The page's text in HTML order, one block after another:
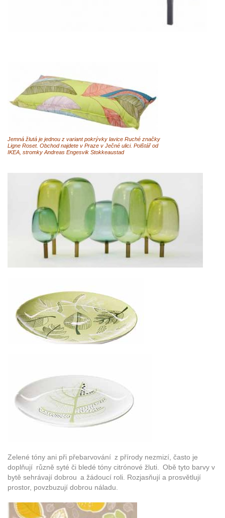
Jemná žlutá je jednou z variant pokrývky lavice Ruché značky
Ligne Roset. Obchod najdete v Praze v Ječné ulici. Polštář od
IKEA, stromky Andreas Engesvik Stokkeaustad
Zelené tóny ani při přebarvování z přírody nezmizí, často je
doplňují různě syté či bledé tóny citrónové žluti. Obě tyto barvy v
bytě sehrávají dobrou a žádoucí roli. Rozjasňují a prosvětlují
prostor, povzbuzují dobrou náladu.